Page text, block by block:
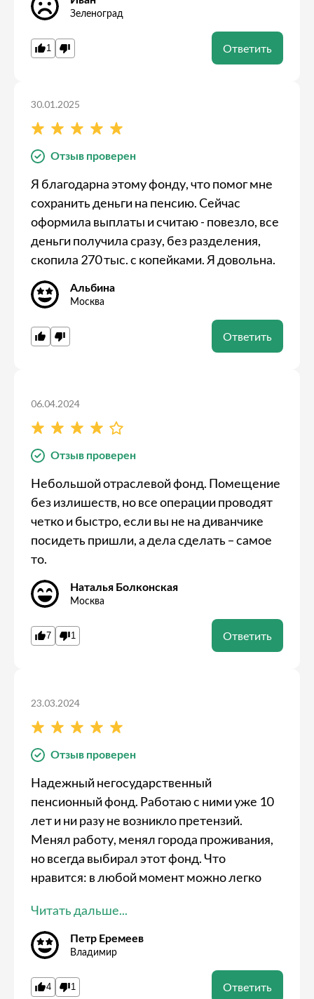
Зеленоград
1 Ответить
Отзыв проверен
30.01.2025
Я благодарна этому фонду, что помог мне
сохранить деньги на пенсию. Сейчас
оформила выплаты и считаю - повезло, все
деньги получила сразу, без разделения,
скопила 270 тыс. с копейками. Я довольна.
Альбина
Москва
Ответить
Отзыв проверен
06.04.2024
Небольшой отраслевой фонд. Помещение
без излишеств, но все операции проводят
четко и быстро, если вы не на диванчике
посидеть пришли, а дела сделать – самое
то.
Наталья Болконская
Москва
7 1 Ответить
Отзыв проверен
23.03.2024
Надежный негосударственный
пенсионный фонд. Работаю с ними уже 10
лет и ни разу не возникло претензий.
Менял работу, менял города проживания,
но всегда выбирал этот фонд. Что
нравится: в любой момент можно легко
накопленных средств. Доходность
нормальная.
Читать дальше...
Петр Еремеев
Владимир
4 1 Ответить